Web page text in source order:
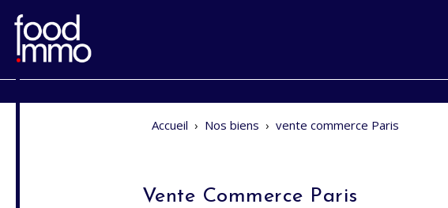
Accueil › Nos biens › vente commerce Paris
Vente Commerce Paris